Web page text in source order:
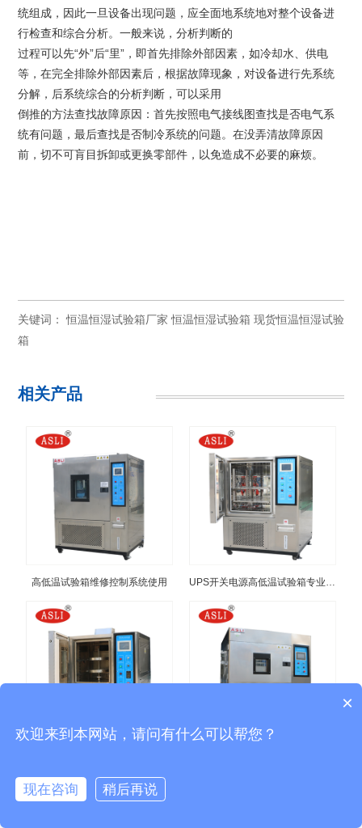
统组成，因此一旦设备出现问题，应全面地系统地对整个设备进
行检查和综合分析。一般来说，分析判断的
过程可以先“外”后“里”，即首先排除外部因素，如冷却水、供电
等，在完全排除外部因素后，根据故障现象，对设备进行先系统
分解，后系统综合的分析判断，可以采用
倒推的方法查找故障原因：首先按照电气接线图查找是否电气系
统有问题，最后查找是否制冷系统的问题。在没弄清故障原因
前，切不可肓目拆卸或更换零部件，以免造成不必要的麻烦。
关键词：恒温恒湿试验箱厂家 恒温恒湿试验箱 现货恒温恒湿试验
箱
相关产品
高低温试验箱维修控制系统使用
×
欢迎来到本网站，请问有什么可以帮您？
现在咨询 稍后再说